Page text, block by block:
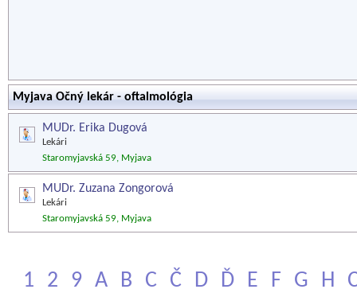
Myjava Očný lekár - oftalmológia
MUDr. Erika Dugová
Lekári
Staromyjavská 59, Myjava
MUDr. Zuzana Zongorová
Lekári
Staromyjavská 59, Myjava
1 2 9 A B C Č D Ď E F G H